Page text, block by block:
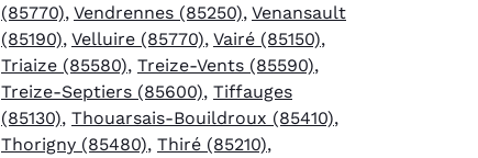
(85770), Vendrennes (85250), Venansault
(85190), Velluire (85770), Vairé (85150),
Triaize (85580), Treize-Vents (85590),
Treize-Septiers (85600), Tiffauges
(85130), Thouarsais-Bouildroux (85410),
Thorigny (85480), Thiré (85210),